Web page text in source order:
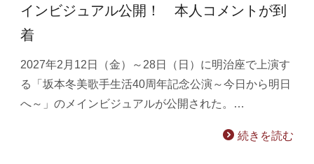
インビジュアル公開！ 本人コメントが到
着
2027年2月12日（金）～28日（日）に明治座で上演す
る「坂本冬美歌手生活40周年記念公演～今日から明日
へ～」のメインビジュアルが公開された。…
続きを読む